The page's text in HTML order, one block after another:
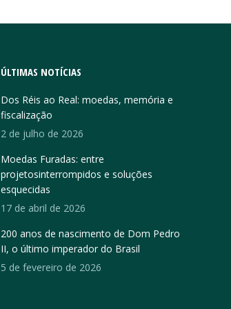
ÚLTIMAS NOTÍCIAS
Dos Réis ao Real: moedas, memória e
fiscalização
2 de julho de 2026
Moedas Furadas: entre
projetosinterrompidos e soluções
esquecidas
17 de abril de 2026
200 anos de nascimento de Dom Pedro
II, o último imperador do Brasil
5 de fevereiro de 2026